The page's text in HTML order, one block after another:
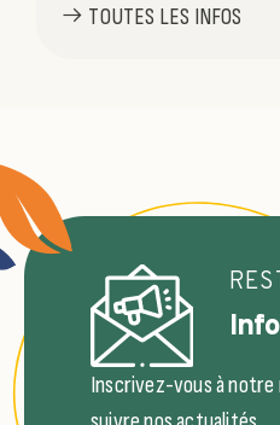
TOUTES LES INFOS
Inscrivez-vous à